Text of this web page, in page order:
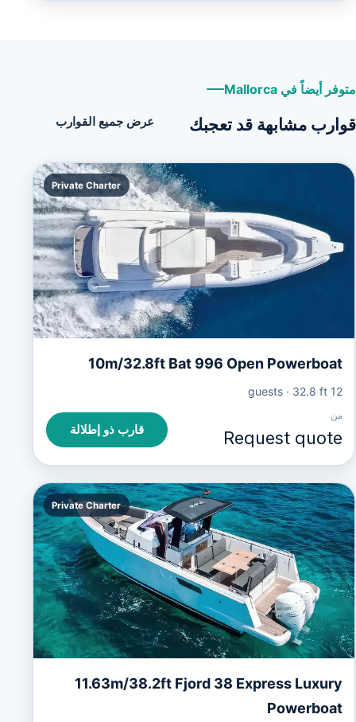
متوفر أيضاً في Mallorca
قوارب مشابهة قد تعجبك عرض جميع القوارب
Private Charter
10m/32.8ft Bat 996 Open Powerboat
12 guests
· 32.8 ft
من
Request quote قارب ذو إطلالة
Private Charter
11.63m/38.2ft Fjord 38 Express Luxury
Powerboat